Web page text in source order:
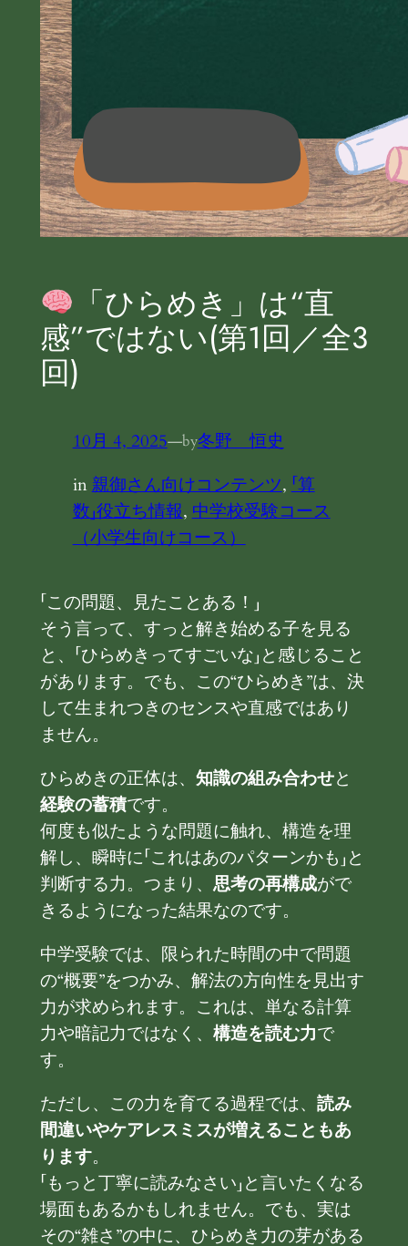
「ひらめき」は“直
感”ではない(第1回／全3
回)
10月 4, 2025—by冬野 恒史
in親御さん向けコンテンツ, 「算
数」役立ち情報, 中学校受験コース
（小学生向けコース）
「この問題、見たことある！」
そう言って、すっと解き始める子を見る
と、「ひらめきってすごいな」と感じること
があります。でも、この“ひらめき”は、決
して生まれつきのセンスや直感ではあり
ません。
ひらめきの正体は、 知識の組み合わせと
経験の蓄積です。
何度も似たような問題に触れ、構造を理
解し、瞬時に「これはあのパターンかも」と
判断する力。つまり、 思考の再構成がで
きるようになった結果なのです。
中学受験では、限られた時間の中で問題
の“概要”をつかみ、解法の方向性を見出す
力が求められます。これは、単なる計算
力や暗記力ではなく、 構造を読む力で
す。
ただし、この力を育てる過程では、 読み
間違いやケアレスミスが増えることもあ
ります。
「もっと丁寧に読みなさい」と言いたくなる
場面もあるかもしれません。でも、実は
その“雑さ”の中に、ひらめき力の芽がある